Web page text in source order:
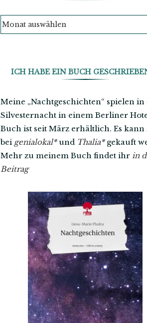
ICH HABE EIN BUCH
Meine „Nachtgeschichten“ spielen in
Silvesternacht in einem Berliner
Buch ist seit März erhältlich. Es kann
bei genialokal*und Thalia*gekauft
Mehr zu meinem Buch findet ihr in
Beitrag